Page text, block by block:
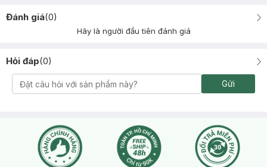
Đánh giá(0)
Hãy là người đầu tiên đánh giá
Hỏi đáp(0)
Gửi